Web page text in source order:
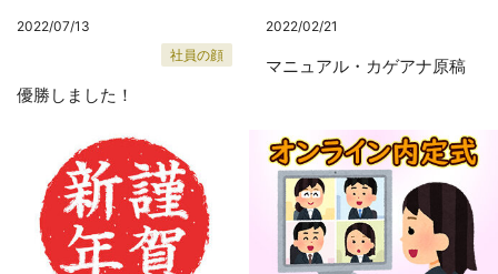
2022/07/13
社員の顔
優勝しました！
2022/02/21
マニュアル・カゲアナ原稿